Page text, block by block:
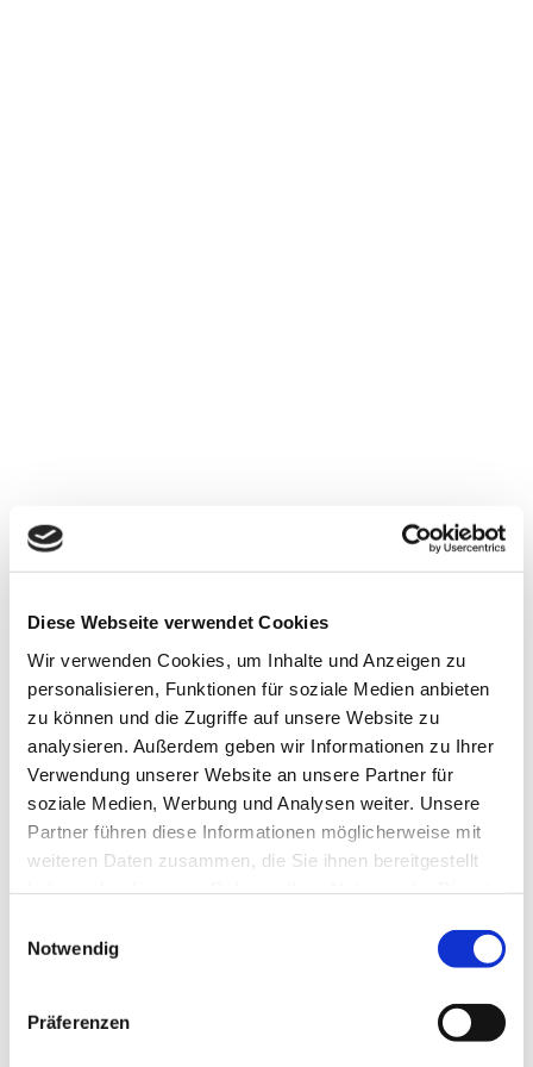
Diese Webseite verwendet Cookies
Wir verwenden Cookies, um Inhalte und Anzeigen zu
personalisieren, Funktionen für soziale Medien anbieten
zu können und die Zugriffe auf unsere Website zu
analysieren. Außerdem geben wir Informationen zu Ihrer
Verwendung unserer Website an unsere Partner für
soziale Medien, Werbung und Analysen weiter. Unsere
Partner führen diese Informationen möglicherweise mit
weiteren Daten zusammen, die Sie ihnen bereitgestellt
Notwendig
Präferenzen
Studentenrabatt
Die wichtigste Aussage gleich zu Beginn:
Bei Vorlage des gültigen Studentenausweises
erhalten alle Studenten unabhängig der
Hochschule einenStudentenrabatt von 10 %
Im Prinzip sind alle Artikel aus unserer über
für den täglichen Hochschulalltag benötigt. Von
A wie Ablagekorb bis Z wie Zeichenzubehör.
Ausgenommen ist bereits reduzierte Ware,
sowie Sonderangebote und Artikel mit